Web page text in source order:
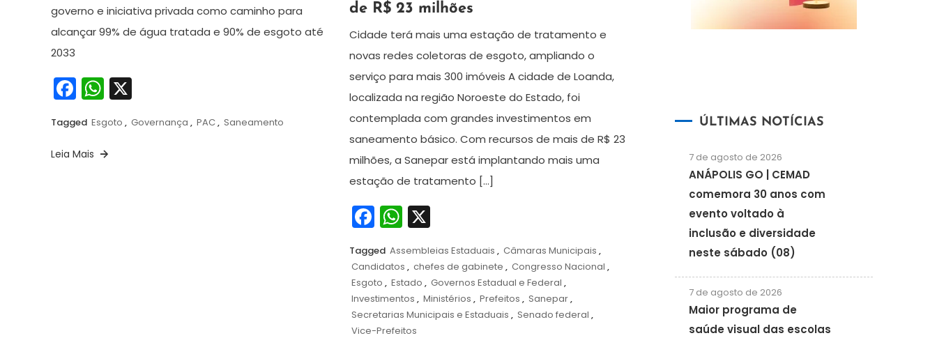
governo e iniciativa privada como caminho para
alcançar 99% de água tratada e 90% de esgoto até
2033
Facebook
WhatsApp
X
Tagged Esgoto , Governança , PAC, Saneamento
Leia Mais
de
2024
de R$ 23 milhões
Cidade terá mais uma estação de tratamento e
novas redes coletoras de esgoto, ampliando o
serviço para mais 300 imóveis A cidade de Loanda,
localizada na região Noroeste do Estado, foi
contemplada com grandes investimentos em
saneamento básico. Com recursos de mais de R$ 23
milhões, a Sanepar está implantando mais uma
estação de tratamento […]
Facebook
WhatsApp
Tagged Assembleias Estaduais , Câmaras Municipais ,
Candidatos , chefes de gabinete , Congresso Nacional ,
Esgoto , Estado , Governos Estadual e Federal ,
Investimentos , Ministérios , Prefeitos , Sanepar,
Secretarias Municipais e Estaduais , Senado federal ,
Vice-Prefeitos
ÚLTIMAS NOTÍCIAS
7 de agosto de 2026
ANÁPOLIS GO | CEMAD
comemora 30 anos com
evento voltado à
inclusão e diversidade
neste sábado (08)
7 de agosto de 2026
Maior programa de
saúde visual das escolas